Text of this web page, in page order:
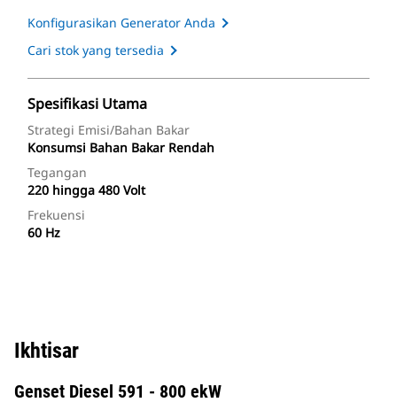
Konfigurasikan Generator Anda
Cari stok yang tersedia
Spesifikasi Utama
Strategi Emisi/Bahan Bakar
Konsumsi Bahan Bakar Rendah
Tegangan
220 hingga 480 Volt
Frekuensi
60 Hz
Ikhtisar
Genset Diesel 591 - 800 ekW